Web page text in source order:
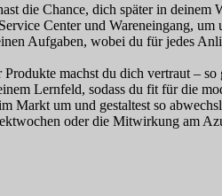
die Chance, dich später in deinem
Center und Wareneingang,
Aufgaben, wobei du für jedes
machst du dich vertraut –
Lernfeld, sodass du fit für die
Markt um und gestaltest so
oder die Mitwirkung am